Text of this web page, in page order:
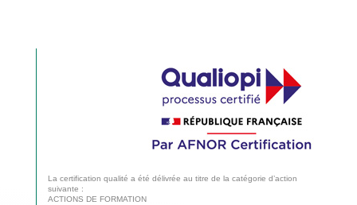
La certification qualité a été délivrée au titre de la catégorie d’action
suivante :
ACTIONS DE FORMATION